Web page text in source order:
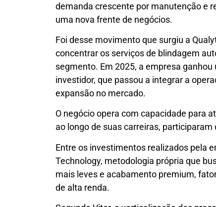
demanda crescente por manutenção e
uma nova frente de negócios.
Foi desse movimento que surgiu a
concentrar os serviços de blindagem
segmento. Em 2025, a empresa
investidor, que passou a integrar a
expansão no mercado.
O negócio opera com capacidade para
ao longo de suas carreiras,
Entre os investimentos realizados pela
Technology, metodologia própria que
mais leves e acabamento premium,
de alta renda.